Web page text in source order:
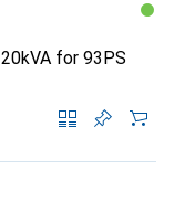
for 93PS